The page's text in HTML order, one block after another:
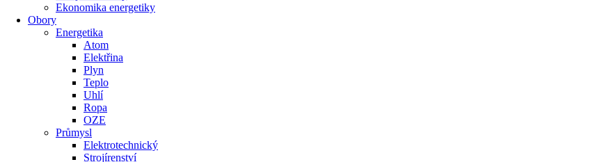
Ekonomika energetiky
Obory
Energetika
Atom
Elektřina
Plyn
Teplo
Uhlí
Ropa
OZE
Průmysl
Elektrotechnický
Strojírenství